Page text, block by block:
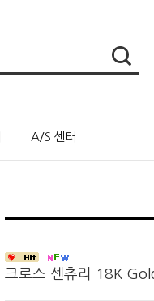
A/S 센터
크로스 센츄리 18K